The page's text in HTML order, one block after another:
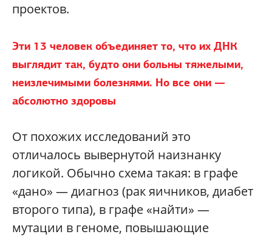
проектов.
Эти 13 человек объединяет то, что их ДНК
выглядит так, будто они больны тяжелыми,
неизлечимыми болезнями. Но все они —
абсолютно здоровы
От похожих исследований это
отличалось вывернутой наизнанку
логикой. Обычно схема такая: в графе
«дано» — диагноз (рак яичников, диабет
второго типа), в графе «найти» —
мутации в геноме, повышающие